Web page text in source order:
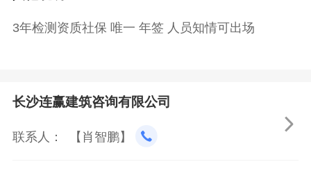
3年检测资质社保 唯一 年签 人员知情可出场
长沙连赢建筑咨询有限公司

联系人： 【肖智鹏】